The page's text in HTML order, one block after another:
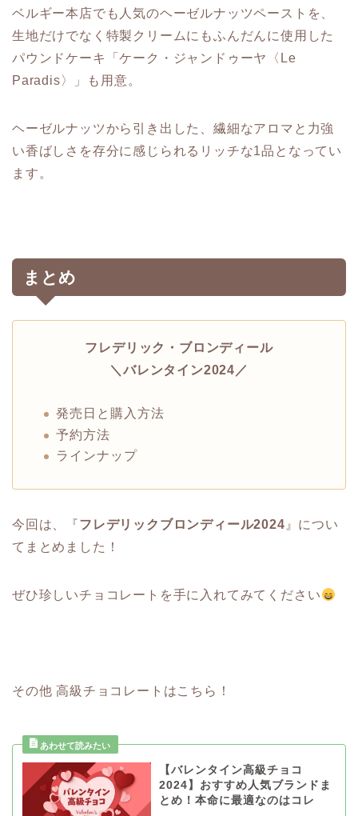
ベルギー本店でも人気のヘーゼルナッツペーストを、
生地だけでなく特製クリームにもふんだんに使用した
パウンドケーキ「ケーク・ジャンドゥーヤ〈Le
Paradis〉」も用意。
ヘーゼルナッツから引き出した、繊細なアロマと力強
い香ばしさを存分に感じられるリッチな1品となってい
ます。
まとめ
フレデリック・ブロンディール
＼バレンタイン2024／
発売日と購入方法
予約方法
ラインナップ
今回は、『フレデリックブロンディール2024 』につい
てまとめました！
ぜひ珍しいチョコレートを手に入れてみてください
その他 高級チョコレートはこちら！
【バレンタイン高級チョコ
2024】おすすめ人気ブランドま
とめ！本命に最適なのはコレ